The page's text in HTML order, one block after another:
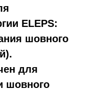
ELEPS:
шовного
для
шовного